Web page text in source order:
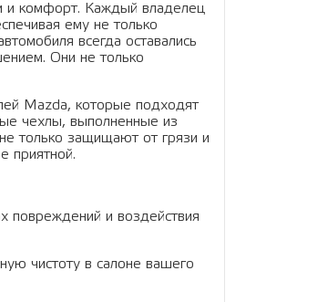
и комфорт. Каждый владелец
ему не только
всегда оставались
Они не только
Mazda, которые подходят
чехлы, выполненные из
только защищают от грязи и
приятной.
повреждений и воздействия
чистоту в салоне вашего